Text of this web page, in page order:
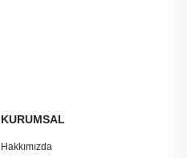
KURUMSAL
Hakkımızda